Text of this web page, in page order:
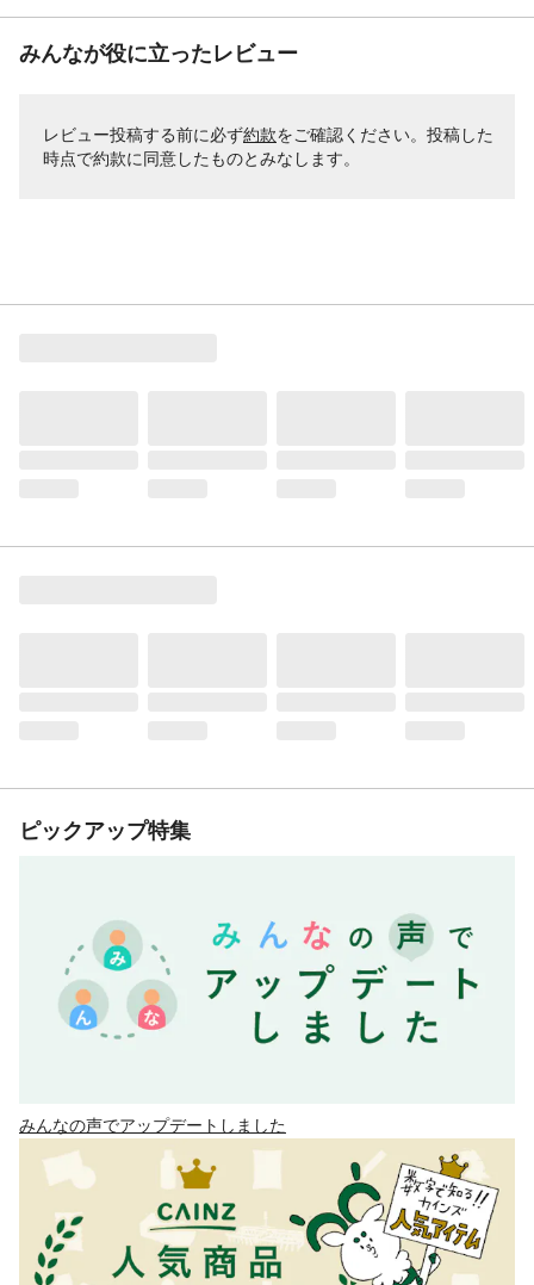
みんなが役に立ったレビュー
レビュー投稿する前に必ず約款をご確認ください。投稿した
時点で約款に同意したものとみなします。
ピックアップ特集
みんなの声でアップデートしました